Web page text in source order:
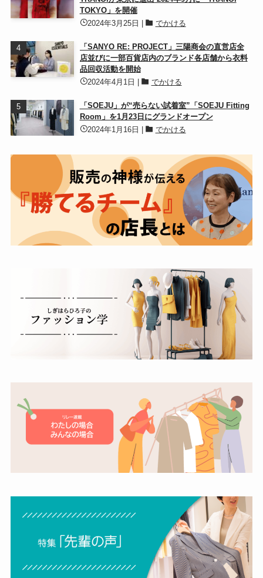
TOKYO」を開催
2024年3月25日
でかける
「SANYO RE: PROJECT」三陽商会の直営店全
店並びに一部百貨店内のブランド各店舗から衣料
品回収活動を開始
2024年4月1日
でかける
「SOEJU」が“売らない試着室”「SOEJU Fitting
Room」を1月23日にグランドオープン
2024年1月16日
でかける